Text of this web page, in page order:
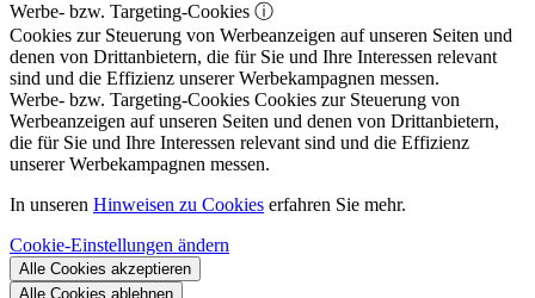
Werbe- bzw. Targeting-Cookies ⓘ
Cookies zur Steuerung von Werbeanzeigen auf unseren Seiten und
denen von Drittanbietern, die für Sie und Ihre Interessen relevant
sind und die Effizienz unserer Werbekampagnen messen.
Werbe- bzw. Targeting-Cookies Cookies zur Steuerung von
Werbeanzeigen auf unseren Seiten und denen von Drittanbietern,
die für Sie und Ihre Interessen relevant sind und die Effizienz
unserer Werbekampagnen messen.
In unseren Hinweisen zu Cookies erfahren Sie mehr.
Cookie-Einstellungen ändern
Alle Cookies akzeptieren
Alle Cookies ablehnen